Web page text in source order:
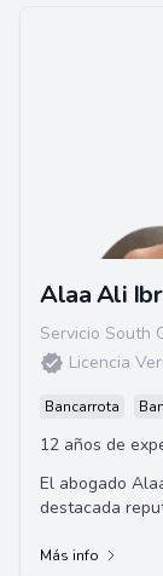
Alaa Ali
Servicio South
Licencia
Bancarrota
12 años de
El abogado
destacada
Más info